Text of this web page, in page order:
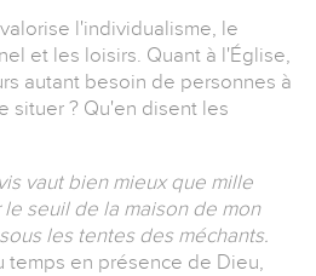
l'individualisme, le
et les loisirs. Quant à l'Église,
autant besoin de personnes à
situer ? Qu'en disent les
vaut bien mieux que mille
seuil de la maison de mon
les tentes des méchants.
temps en présence de Dieu,